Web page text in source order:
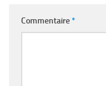
Commentaire*